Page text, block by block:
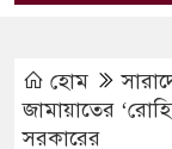
হোম
জামায়াতের
সরকারের